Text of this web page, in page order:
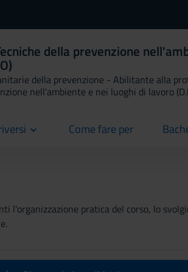
della prevenzione
della prevenzione - Abilitante alla
nell'ambiente e nei luoghi di lavoro
Come fare per
current
l'organizzazione pratica del corso, lo